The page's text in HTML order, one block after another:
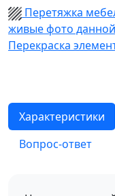
Перетяжка
живые фото
Перекраска
Характеристики
Вопрос-ответ